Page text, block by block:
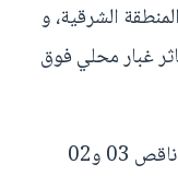
الشرقية، و
غبار محلي فوق
وستتراوح درجات الحرارة الدنيا ما بين ناقص 03 و02